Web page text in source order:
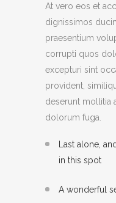
At vero eos et
dignissimos
praesentium
corrupti quos
excepturi sint
provident,
deserunt mollitia
dolorum fuga.
Last alone,
in this spot
A wonderful